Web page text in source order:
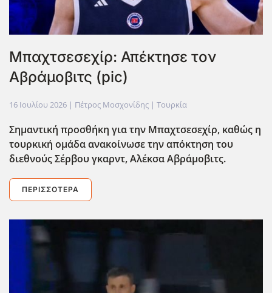
Μπαχτσεσεχίρ: Απέκτησε τον
Αβράμοβιτς (pic)
16 Ιουλίου 2026 | Πέτρος Μοσχονίδης | Τουρκία
Σημαντική προσθήκη για την Μπαχτσεσεχίρ, καθώς η
τουρκική ομάδα ανακοίνωσε την απόκτηση του
διεθνούς Σέρβου γκαρντ, Αλέκσα Αβράμοβιτς.
ΠΕΡΙΣΣΌΤΕΡΑ